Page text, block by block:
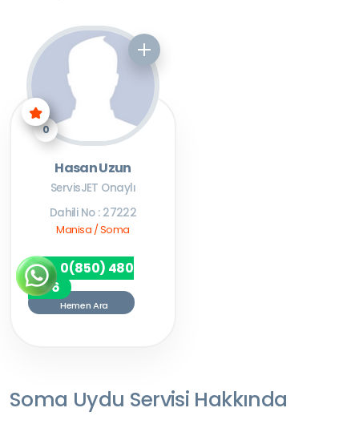
0
Hasan Uzun
ServisJET Onaylı
Dahili No : 27222
Manisa / Soma
0(850) 480
7256
Hemen Ara
Soma Uydu Servisi Hakkında